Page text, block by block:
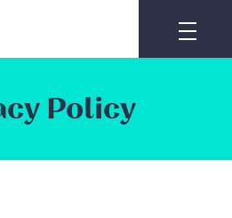
Policy